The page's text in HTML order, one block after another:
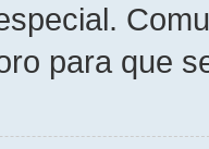
para que